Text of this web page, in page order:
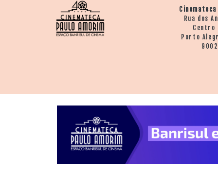
Rua dos
Centro
Porto